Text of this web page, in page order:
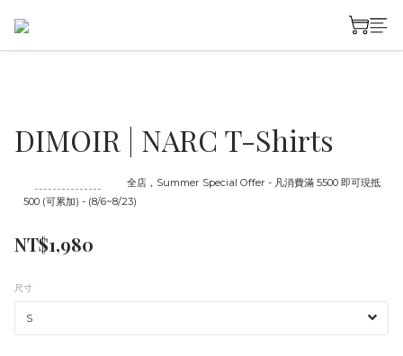
DIMOIR | NARC T-Shirts
全店，Summer Special Offer - 凡消費滿 5500 即可現抵
500 (可累加) - (8/6~8/23)
NT$1,980
尺寸